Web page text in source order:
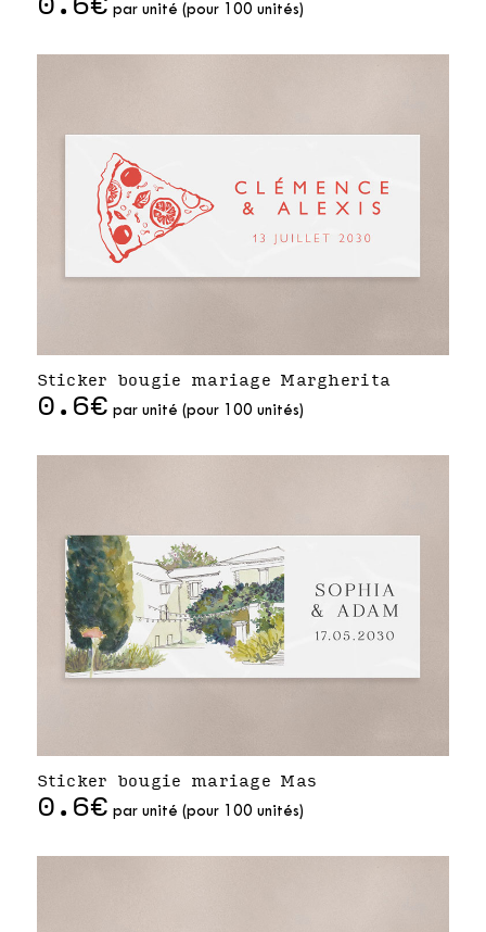
par unité (pour 100 unités)
Sticker bougie mariage Margherita
0.6€ par unité (pour 100 unités)
Sticker bougie mariage Mas
0.6€ par unité (pour 100 unités)